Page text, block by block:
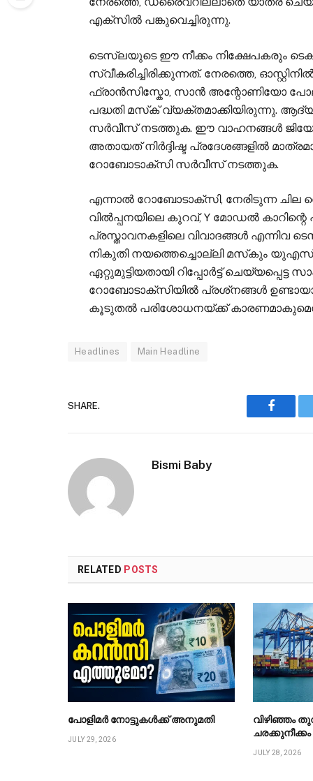
എക്‌സിൽ പങ്കുവെച്ചിരുന്നു.
ടെസ്‌ലയുടെ ഈ നീക്കം നിക്ഷേപകരും
സ്വീകരിച്ചിരിക്കുന്നത്. നേരത്തെ,
ഫ്രാൻസിസ്കോ, സാൻ അന്റോണിയോ
പദ്ധതി മസ്‌ക് വ്യക്തമാക്കിയിരുന്നു.
സർവീസ് നടത്തുക. ഈ വാഹനങ്ങൾ
അതായത് നിർദ്ദിഷ്ട പ്രദേശങ്ങളിൽ
റോബോടാക്‌സി സർവീസ് നടത്തുക.
എന്നാൽ റോബോടാക്‌സി, നേരിടുന്ന ചില
വിൽപ്പനയിലെ കുറവ്, Y മോഡൽ
പ്രസ്താവനകളിലെ വിവാദങ്ങൾ എന്നിവ
നികുതി നയത്തെച്ചൊല്ലി മസ്‌കും
ഏറ്റുമുട്ടിയതായി റിപ്പോർട്ട്
റോബോടാക്‌സിയിൽ പ്രശ്‌നങ്ങൾ
കൂടുതൽ പരിശോധനയ്ക്ക്
Headlines Main Headline
SHARE.
Bismi Baby
RELATED POSTS
പോളിമർ നോട്ടുകൾക്ക് അനുമതി
JULY 29, 2026
വിഴിഞ്ഞം
JULY 28, 2026